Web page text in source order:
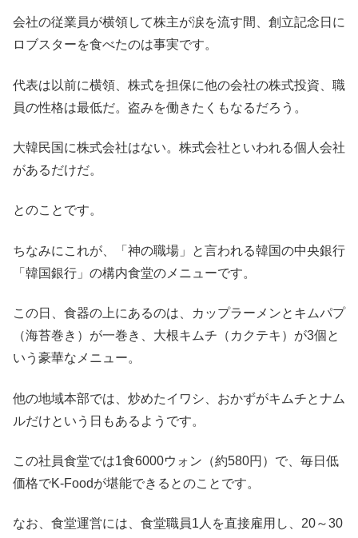
会社の従業員が横領して株主が涙を流す間、創立記念日に
ロブスターを食べたのは事実です。
代表は以前に横領、株式を担保に他の会社の株式投資、職
員の性格は最低だ。盗みを働きたくもなるだろう。
大韓民国に株式会社はない。株式会社といわれる個人会社
があるだけだ。
とのことです。
ちなみにこれが、「神の職場」と言われる韓国の中央銀行
「韓国銀行」の構内食堂のメニューです。
この日、食器の上にあるのは、カップラーメンとキムパプ
（海苔巻き）が一巻き、大根キムチ（カクテキ）が3個と
いう豪華なメニュー。
他の地域本部では、炒めたイワシ、おかずがキムチとナム
ルだけという日もあるようです。
この社員食堂では1食6000ウォン（約580円）で、毎日低
価格でK-Foodが堪能できるとのことです。
なお、食堂運営には、食堂職員1人を直接雇用し、20～30